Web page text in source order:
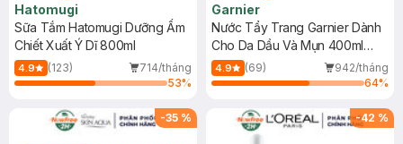
Hatomugi
Sữa Tắm Hatomugi Dưỡng Ẩm
Chiết Xuất Ý Dĩ 800ml
4.9 (123)
714/tháng
53%
Garnier
Nước Tẩy Trang Garnier Dành
Cho Da Dầu Và Mụn 400ml
(Mới)
4.9 (69)
942/tháng
64%
-35 % -42 %